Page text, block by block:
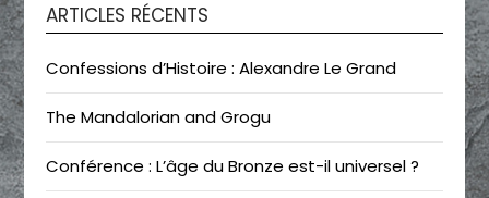
ARTICLES RÉCENTS
Confessions d’Histoire : Alexandre Le Grand
The Mandalorian and Grogu
Conférence : L’âge du Bronze est-il universel ?